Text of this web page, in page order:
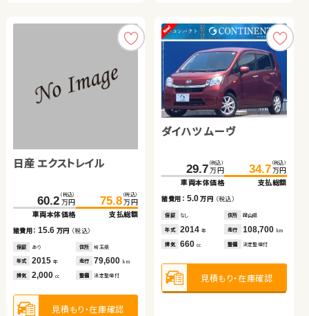
日産 エクストレイル
60.2 （税込）
万円
車両本体価格
75.8 （税込）
万円
支払総額
諸費用：15.6 万円 （税込）
保証 あり 住所 埼玉県
年式 2015 年 走行 79,600 km
排気 2,000 cc 整備 法定整備付
見積もり・在庫確認
ダイハツ ムーヴ
29.7 （税込）
万円
車両本体価格
34.7 （税込）
万円
支払総額
諸費用： 5.0万円 （税込）
保証 なし 住所 岡山県
年式 2014年 走行 108,700 km
排気 660cc 整備 法定整備付
見積もり・在庫確認
121.6（税込）
万円
136.9
諸費用：15.3万円（税込）
なし 埼玉県
年式 2013年 走行
排気 2,000 整備 なし
見積もり・在庫確認
トヨタ プリウス
179.7 （税込）
万円
車両本体価格
187.7 （税込）
万円
支払総額
諸費用： 8.0万円 （税込）
保証 なし 住所 岡山県
年式 2019年 走行 60,100km
排気 1,800 整備 法定整備付
見積もり・在庫確認
175.8（税込）
万円
182.5
諸費用：6.7 万円（税込）
あり 福島県
年式 2016年 走行
排気 2,000 整備 法定整備付
見積もり・在庫確認
トヨタ ヴォクシー
274.6 （税込）
万円
車両本体価格
286.3 （税込）
万円
支払総額
諸費用： 11.7万円（税込）
保証 あり 住所 北海道
年式 2017年 走行 44,800km
排気 2,000 整備 法定整備付
見積もり・在庫確認